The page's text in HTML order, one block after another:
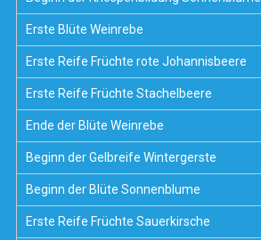
Erste Blüte Weinrebe
Erste Reife Früchte rote Johannisbeere
Erste Reife Früchte Stachelbeere
Ende der Blüte Weinrebe
Beginn der Gelbreife Wintergerste
Beginn der Blüte Sonnenblume
Erste Reife Früchte Sauerkirsche